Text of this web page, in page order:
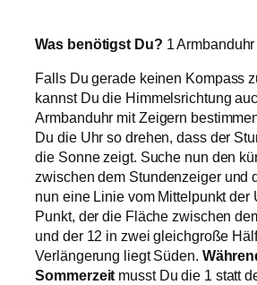
Was benötigst Du? 1
Falls Du gerade keinen Kompass
kannst Du die Himmelsrichtung
Armbanduhr mit Zeigern
Du die Uhr so drehen, dass der
die Sonne zeigt. Suche nun den
zwischen dem Stundenzeiger und
nun eine Linie vom Mittelpunkt der
Punkt, der die Fläche zwischen
und der 12 in zwei gleichgroße
Verlängerung liegt Süden.
Sommerzeit musst Du die 1 statt